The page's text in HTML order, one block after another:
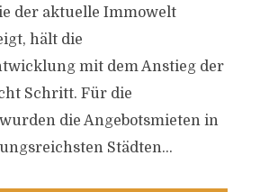
der aktuelle Immowelt
hält die
mit dem Anstieg der
Schritt. Für die
die Angebotsmieten in
Städten...